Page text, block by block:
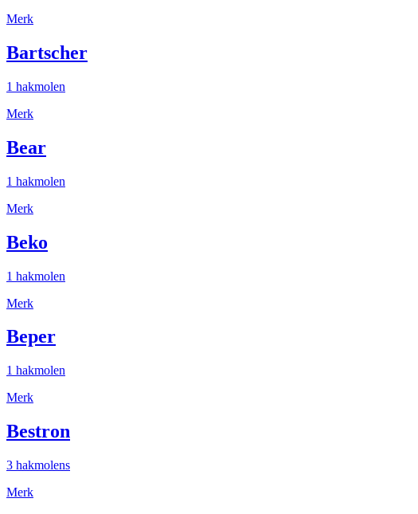
Merk
Bartscher
1 hakmolen
Merk
Bear
1 hakmolen
Merk
Beko
1 hakmolen
Merk
Beper
1 hakmolen
Merk
Bestron
3 hakmolens
Merk